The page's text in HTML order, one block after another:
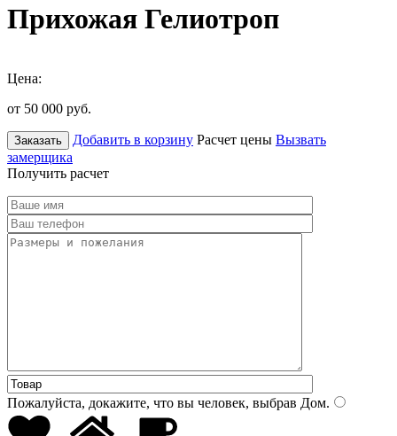
Прихожая Гелиотроп
Цена:
от 50 000 руб.
Заказать Добавить в корзину Расчет цены Вызвать
замерщика
Получить расчет
Пожалуйста, докажите, что вы человек, выбрав Дом.